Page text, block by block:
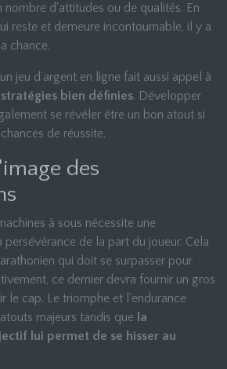
nombre d'attitudes ou de qualités. En
reste et demeure incontournable, il y a
chance.
jeu d’argent en ligne fait aussi appel à
bien définies. Développer
se révéler être un bon atout si
de réussite.
des
à sous nécessite une
de la part du joueur. Cela
qui doit se surpasser pour
ce dernier devra fournir un gros
le cap. Le triomphe et l'endurance
majeurs tandis que la
lui permet de se hisser au